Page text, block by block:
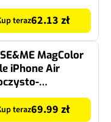
teraz62.13 zł
MagColor
iPhone Air
teraz69.99 zł